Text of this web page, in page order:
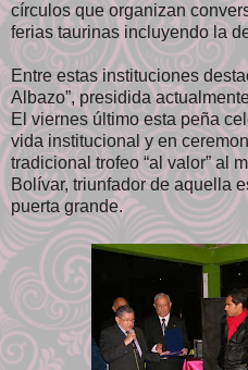
círculos que organizan
ferias taurinas incluyendo la
Entre estas instituciones
Albazo”, presidida
El viernes último esta peña
vida institucional y en
tradicional trofeo “al valor” al
Bolívar, triunfador de aquella
puerta grande.